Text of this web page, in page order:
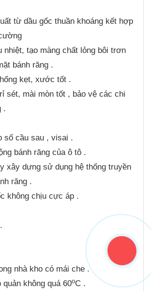
từ dầu gốc thuần khoáng kết hợp
nhiệt, tạo màng chất lỏng bôi trơn
bánh răng .
kẹt, xước tốt .
sét, mài mòn tốt , bảo vệ các chi
.
số cầu sau , visai .
bánh răng của ô tô .
xây dựng sử dụng hệ thống truyền
răng .
không chịu cực áp .
nhà kho có mái che .
quản không quá 60oC .